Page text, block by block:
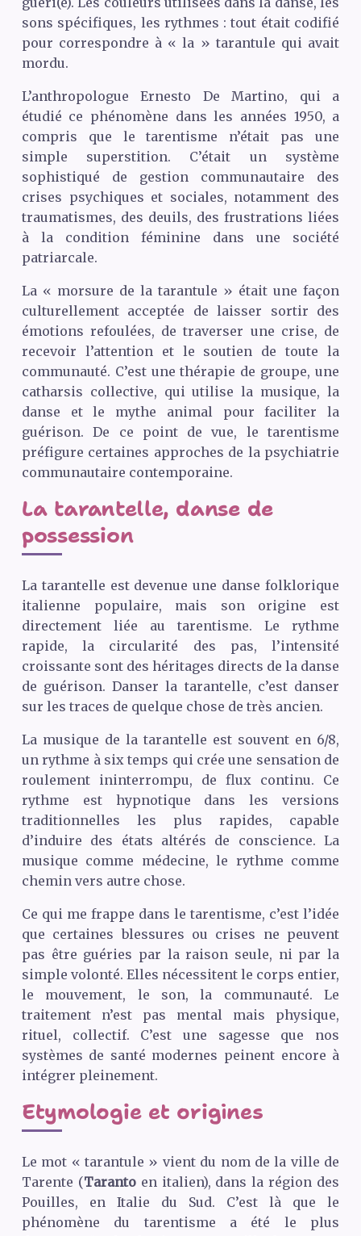
sons spécifiques, les rythmes : tout était codifié
pour correspondre à « la » tarantule qui avait
mordu.
L’anthropologue Ernesto De Martino, qui a
étudié ce phénomène dans les années 1950, a
compris que le tarentisme n’était pas une
simple superstition. C’était un système
sophistiqué de gestion communautaire des
crises psychiques et sociales, notamment des
traumatismes, des deuils, des frustrations liées
à la condition féminine dans une société
patriarcale.
La « morsure de la tarantule » était une façon
culturellement acceptée de laisser sortir des
émotions refoulées, de traverser une crise, de
recevoir l’attention et le soutien de toute la
communauté. C’est une thérapie de groupe, une
catharsis collective, qui utilise la musique, la
danse et le mythe animal pour faciliter la
guérison. De ce point de vue, le tarentisme
préfigure certaines approches de la psychiatrie
communautaire contemporaine.
La tarantelle, danse de
possession
La tarantelle est devenue une danse folklorique
italienne populaire, mais son origine est
directement liée au tarentisme. Le rythme
rapide, la circularité des pas, l’intensité
croissante sont des héritages directs de la danse
de guérison. Danser la tarantelle, c’est danser
sur les traces de quelque chose de très ancien.
La musique de la tarantelle est souvent en 6/8,
un rythme à six temps qui crée une sensation de
roulement ininterrompu, de flux continu. Ce
rythme est hypnotique dans les versions
traditionnelles les plus rapides, capable
d’induire des états altérés de conscience. La
musique comme médecine, le rythme comme
chemin vers autre chose.
Ce qui me frappe dans le tarentisme, c’est l’idée
que certaines blessures ou crises ne peuvent
pas être guéries par la raison seule, ni par la
simple volonté. Elles nécessitent le corps entier,
le mouvement, le son, la communauté. Le
traitement n’est pas mental mais physique,
rituel, collectif. C’est une sagesse que nos
systèmes de santé modernes peinent encore à
intégrer pleinement.
Etymologie et origines
Le mot « tarantule » vient du nom de la ville de
Tarente (Tarantoen italien), dans la région des
Pouilles, en Italie du Sud. C’est là que le
phénomène du tarentisme a été le plus